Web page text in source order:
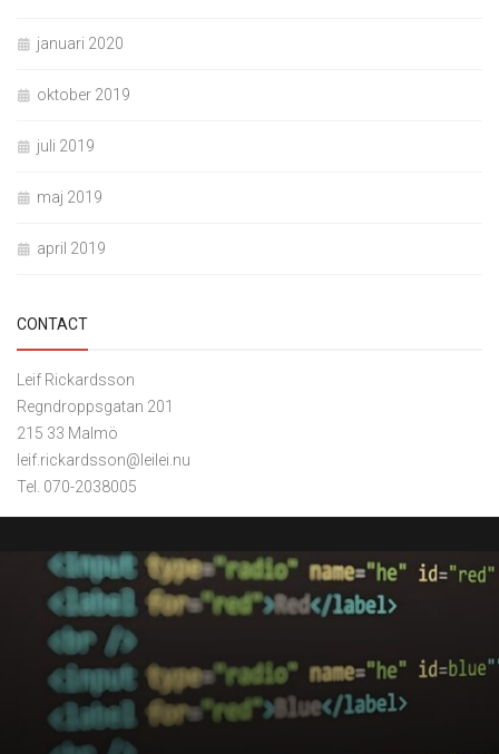
januari 2020
oktober 2019
juli 2019
maj 2019
april 2019
CONTACT
Leif Rickardsson
Regndroppsgatan 201
215 33 Malmö
leif.rickardsson@leilei.nu
Tel. 070-2038005